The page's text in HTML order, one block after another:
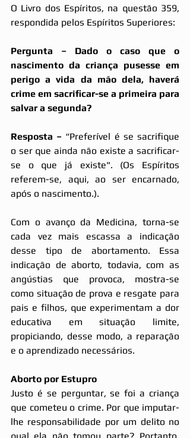
O Livro dos Espíritos, na questão 359,
respondida pelos Espíritos Superiores:
Pergunta – Dado o caso que o
nascimento da criança pusesse em
perigo a vida da mão dela, haverá
crime em sacrificar-se a primeira para
salvar a segunda?
Resposta – “Preferível é se sacrifique
o ser que ainda não existe a sacrificar-
se o que já existe". (Os Espíritos
referem-se, aqui, ao ser encarnado,
após o nascimento.).
Com o avanço da Medicina, torna-se
cada vez mais escassa a indicação
desse tipo de abortamento. Essa
indicação de aborto, todavia, com as
angústias que provoca, mostra-se
como situação de prova e resgate para
pais e filhos, que experimentam a dor
educativa em situação limite,
propiciando, desse modo, a reparação
e o aprendizado necessários.
Aborto por Estupro
Justo é se perguntar, se foi a criança
que cometeu o crime. Por que imputar-
lhe responsabilidade por um delito no